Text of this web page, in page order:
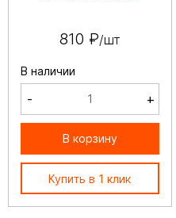
810 ₽/шт
В наличии
- +
В корзину
Купить в 1 клик